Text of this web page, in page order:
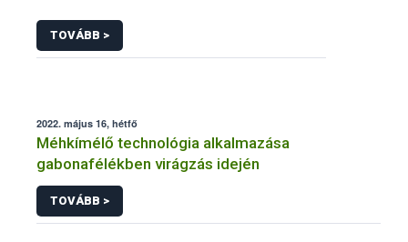
TOVÁBB >
2022. május 16, hétfő
Méhkímélő technológia alkalmazása
gabonafélékben virágzás idején
TOVÁBB >